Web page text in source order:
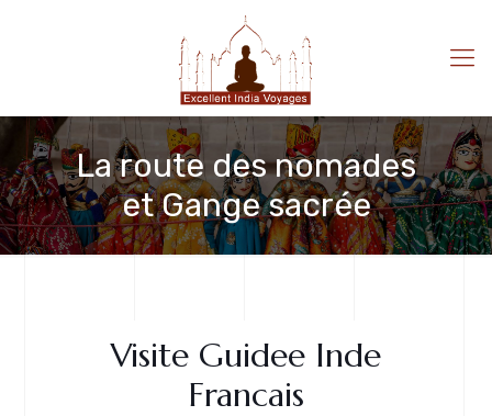
La route des nomades
et Gange sacrée
Visite Guidee Inde
Francais